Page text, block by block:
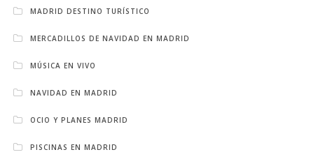
MADRID DESTINO TURÍSTICO
MERCADILLOS DE NAVIDAD EN MADRID
MÚSICA EN VIVO
NAVIDAD EN MADRID
OCIO Y PLANES MADRID
PISCINAS EN MADRID